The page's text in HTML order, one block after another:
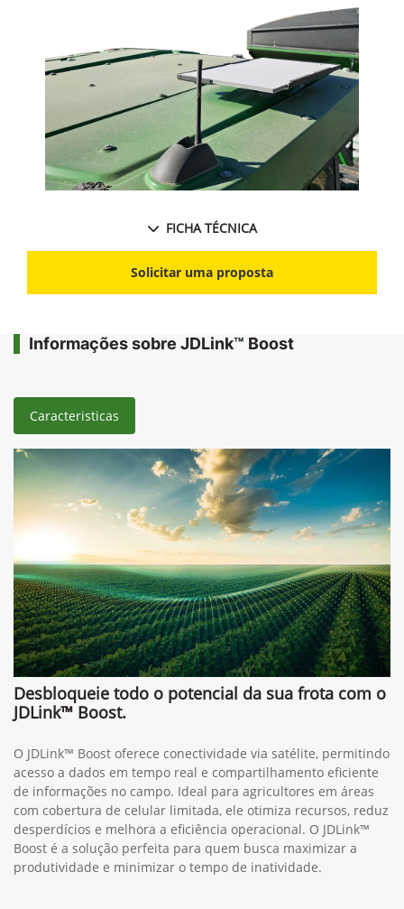
FICHA TÉCNICA
Solicitar uma proposta
Informações sobre JDLink™ Boost
Caracteristicas
Desbloqueie todo o potencial da sua frota com o
JDLink™ Boost.
O JDLink™ Boost oferece conectividade via satélite, permitindo
acesso a dados em tempo real e compartilhamento eficiente
de informações no campo. Ideal para agricultores em áreas
com cobertura de celular limitada, ele otimiza recursos, reduz
desperdícios e melhora a eficiência operacional. O JDLink™
Boost é a solução perfeita para quem busca maximizar a
produtividade e minimizar o tempo de inatividade.